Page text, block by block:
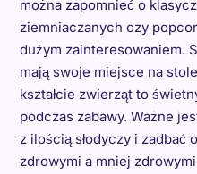
można zapomnieć o
ziemniaczanych czy
dużym zainteresowaniem.
mają swoje miejsce na
kształcie zwierząt to
podczas zabawy. Ważne
z ilością słodyczy i zadbać
zdrowymi a mniej